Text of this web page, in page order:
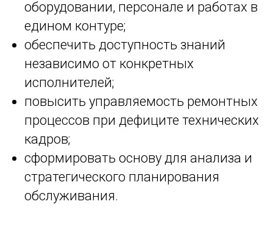
оборудовании, персонале и работах в
едином контуре;
обеспечить доступность знаний
независимо от конкретных
исполнителей;
повысить управляемость ремонтных
процессов при дефиците технических
кадров;
сформировать основу для анализа и
стратегического планирования
обслуживания.